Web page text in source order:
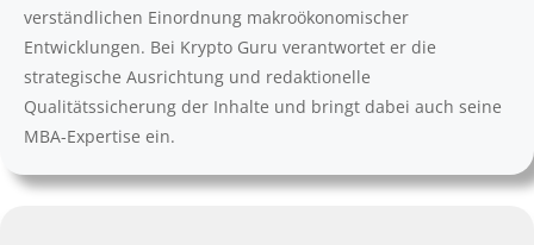
verständlichen Einordnung makroökonomischer
Entwicklungen. Bei Krypto Guru verantwortet er die
strategische Ausrichtung und redaktionelle
Qualitätssicherung der Inhalte und bringt dabei auch seine
MBA-Expertise ein.